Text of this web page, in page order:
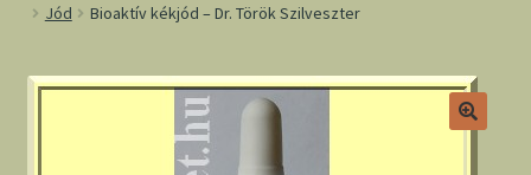
Jód
Bioaktív kékjód – Dr. Török Szilveszter